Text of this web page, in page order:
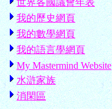
世界各國議會年表
我的歷史網頁
我的數學網頁
我的語言學網頁
My Mastermind Website
水滸家族
消閑區